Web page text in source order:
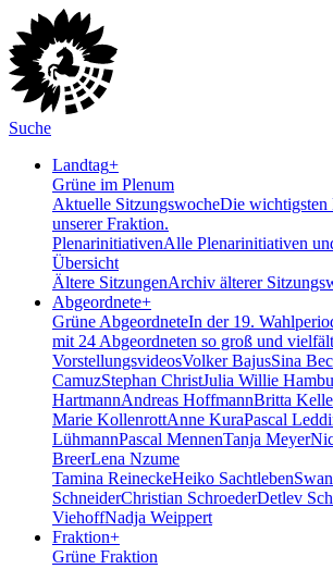
Suche
Landtag+
Grüne im Plenum
Aktuelle SitzungswocheDie wichtigsten
unserer Fraktion.
PlenarinitiativenAlle Plenarinitiativen
Übersicht
Ältere SitzungenArchiv älterer
Abgeordnete+
Grüne AbgeordneteIn der 19.
mit 24 Abgeordneten so groß und
VorstellungsvideosVolker BajusSina
CamuzStephan ChristJulia Willie
HartmannAndreas HoffmannBritta
Marie KollenrottAnne KuraPascal
LühmannPascal MennenTanja Meyer
BreerLena Nzume
Tamina ReineckeHeiko Sachtleben
SchneiderChristian SchroederDetlev
ViehoffNadja Weippert
Fraktion+
Grüne Fraktion